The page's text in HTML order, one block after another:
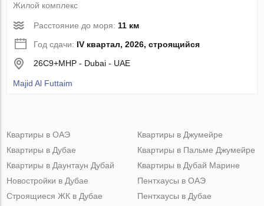
Жилой комплекс
Расстояние до моря:11 км
Год сдачи: IV квартал, 2026, строящийся
26C9+MHP - Dubai - UAE
Majid Al Futtaim
Квартиры в ОАЭ
Квартиры в Дубае
Квартиры в Даунтаун Дубай
Квартиры в Джумейре
Квартиры в Пальме Джумейре
Квартиры в Дубай Марине
Новостройки в Дубае
Строящиеся ЖК в Дубае
Пентхаусы в ОАЭ
Пентхаусы в Дубае